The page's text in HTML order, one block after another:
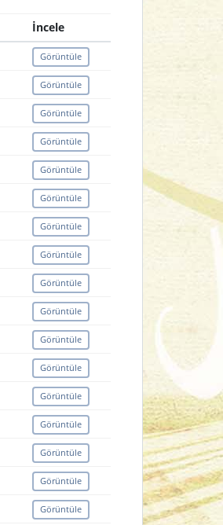
İncele
Görüntüle
Görüntüle
Görüntüle
Görüntüle
Görüntüle
Görüntüle
Görüntüle
Görüntüle
Görüntüle
Görüntüle
Görüntüle
Görüntüle
Görüntüle
Görüntüle
Görüntüle
Görüntüle
Görüntüle